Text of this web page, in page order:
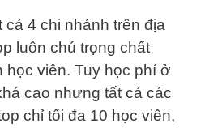
cả 4 chi nhánh trên địa
luôn chú trọng chất
học viên. Tuy học phí ở
cao nhưng tất cả các
chỉ tối đa 10 học viên,